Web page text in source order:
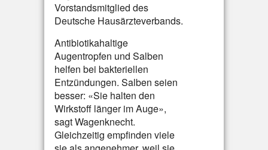
Vorstandsmitglied des
Deutsche Hausärzteverbands.
Antibiotikahaltige
Augentropfen und Salben
helfen bei bakteriellen
Entzündungen. Salben seien
besser: «Sie halten den
Wirkstoff länger im Auge»,
sagt Wagenknecht.
Gleichzeitig empfinden viele